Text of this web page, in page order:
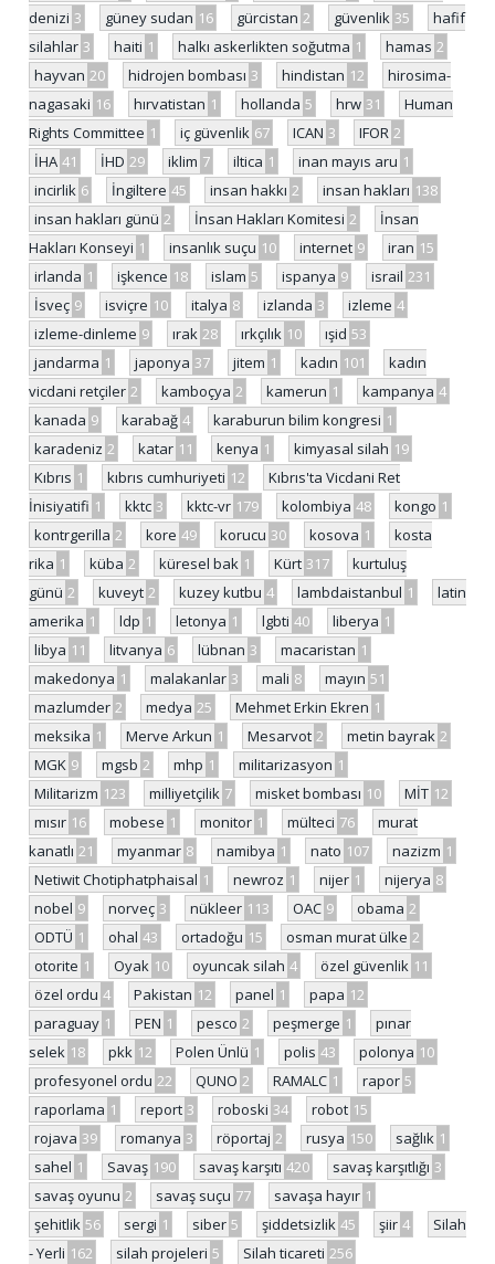
denizi 3 güney sudan 16 gürcistan 2 güvenlik 35
hafif
silahlar 3 haiti 1 halkı askerlikten soğutma 1 hamas 2
hayvan 20 hidrojen bombası 3 hindistan 12
hirosima-
nagasaki 16 hırvatistan 1 hollanda 5 hrw 31
Human
Rights Committee 1 iç güvenlik 67 ICAN 3 IFOR 2
İHA 41 İHD 29 iklim 7 iltica 1 inan mayıs aru 1
incirlik 6 İngiltere 45 insan hakkı 2 insan hakları 138
insan hakları günü 2 İnsan Hakları Komitesi 2
İnsan
Hakları Konseyi 1 insanlık suçu 10 internet 9 iran 15
irlanda 1 işkence 18 islam 5 ispanya 9 israil 231
İsveç 9 isviçre 10 italya 8 izlanda 3 izleme 4
izleme-dinleme 9 ırak 28 ırkçılık 10 ışid 53
jandarma 1 japonya 37 jitem 1 kadın 101
kadın
vicdani retçiler 2 kamboçya 2 kamerun 1 kampanya 4
kanada 9 karabağ 4 karaburun bilim kongresi 1
karadeniz 2 katar 11 kenya 1 kimyasal silah 19
Kıbrıs 1 kıbrıs cumhuriyeti 12
Kıbrıs'ta Vicdani Ret
İnisiyatifi 1 kktc 3 kktc-vr 179 kolombiya 48 kongo 1
kontrgerilla 2 kore 49 korucu 30 kosova 1
kosta
rika 1 küba 2 küresel bak 1 Kürt 317
kurtuluş
günü 2 kuveyt 2 kuzey kutbu 4 lambdaistanbul 1
latin
amerika 1 ldp 1 letonya 1 lgbti 40 liberya 1
libya 11 litvanya 6 lübnan 3 macaristan 1
makedonya 1 malakanlar 3 mali 8 mayın 51
mazlumder 2 medya 25 Mehmet Erkin Ekren 1
meksika 1 Merve Arkun 1 Mesarvot 2 metin bayrak 2
MGK 9 mgsb 2 mhp 1 militarizasyon 1
Militarizm 123 milliyetçilik 7 misket bombası 10 MİT 12
mısır 16 mobese 1 monitor 1 mülteci 76
murat
kanatlı 21 myanmar 8 namibya 1 nato 107 nazizm 1
Netiwit Chotiphatphaisal 1 newroz 1 nijer 1 nijerya 8
nobel 9 norveç 3 nükleer 113 OAC 9 obama 2
ODTÜ 1 ohal 43 ortadoğu 15 osman murat ülke 2
otorite 1 Oyak 10 oyuncak silah 4 özel güvenlik 11
özel ordu 4 Pakistan 12 panel 1 papa 12
paraguay 1 PEN 1 pesco 2 peşmerge 1
pınar
selek 18 pkk 12 Polen Ünlü 1 polis 43 polonya 10
profesyonel ordu 22 QUNO 2 RAMALC 1 rapor 5
raporlama 1 report 3 roboski 34 robot 15
rojava 39 romanya 3 röportaj 2 rusya 150 sağlık 1
sahel 1 Savaş 190 savaş karşıtı 420 savaş karşıtlığı 3
savaş oyunu 2 savaş suçu 77 savaşa hayır 1
şehitlik 56 sergi 1 siber 5 şiddetsizlik 45 şiir 4
Silah
- Yerli 162 silah projeleri 5 Silah ticareti 256